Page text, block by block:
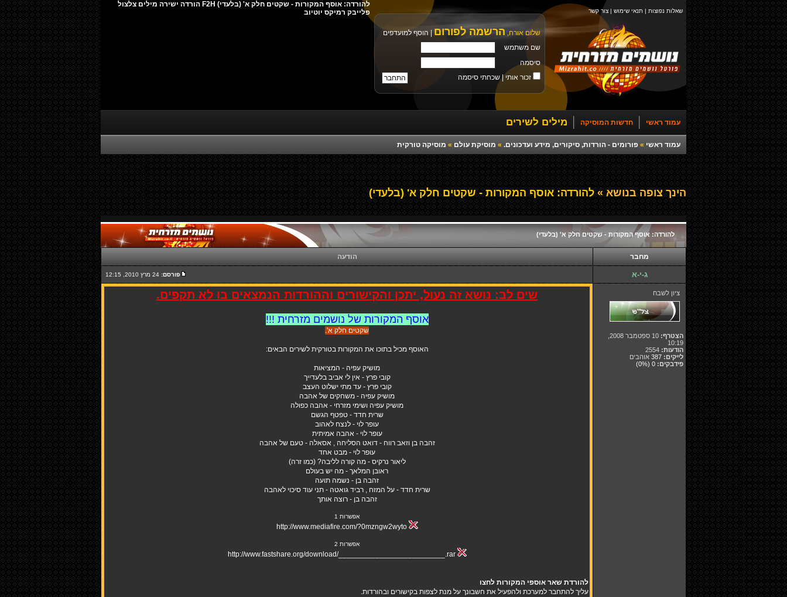
שאלות נפוצות | תנאי שימוש | צור קשר
שלום אורח, הרשמה לפורום
הוסף למועדפים
שם משתמש
סיסמה
זכור אותי |שכחתי סיסמה
להורדה: אוסף המקורות - שקטים חלק א' (בלעדי) F2H הורדה ישירה מילים צלצול
פלייבק רמיקס יוטיוב
עמוד ראשי חדשות המוסיקה מילים לשירים
עמוד ראשי » פורומים - הורדות, סיקורים, מידע ועדכונים. » מוסיקת עולם » מוסיקה טורקית
הינך צופה בנושא » להורדה: אוסף המקורות - שקטים חלק א' (בלעדי)
להורדה: אוסף המקורות - שקטים חלק א' (בלעדי)
מחבר הודעה
ג-י-א פורסם:
ציון לשבח
הצטרף:
10:19
הודעות:
לייקים: 387 אוהבים
פידבקים: 0
(0%)
שים לב: נושא זה נעול, יתכן והקישורים וההורדות הנמצאים בו לא תקפים.
אוסף המקורות של נושמים מזרחית !!!
שקטים חלק א'.
האוסף מכיל בתוכו את המקורות בטורקית לשירים הבאים:
מושיק עפיה - המציאות
קובי פרץ - אין לי אביב בלעדייך
קובי פרץ - עד מתי ישלוט העצב
מושיק עפיה - משחקים של אהבה
מושיק עפיה ושימי מזרחי - אהבה כפולה
שרית חדד - טפטף הגשם
עופר לוי - לנצח לאהוב
עופר לוי - אהבה אמיתית
זהבה בן וזאב רווח - דואט הסליחה , אסאלה - טעם של אהבה
עופר לוי - מבט אחד
ליאור נרקיס - מה קורה לליבה? (כמו זרה)
ראובן המלאך - מה יש בעולם
זהבה בן - נשמה תועה
שרית חדד - על המזח , רביד גואטה - תני עוד סיכוי לאהבה
זהבה בן - רוצה אותך
אפשרות 1
http://www.mediafire.com/?0mzngw2wyto
אפשרות 2
http://www.fastshare.org/download/__________________________.rar
להורדת שאר אוספי המקורות לחצו
עליך להתחבר למערכת ולהפעיל את חשבונך על מנת לצפות בקישורים ובהורדות.